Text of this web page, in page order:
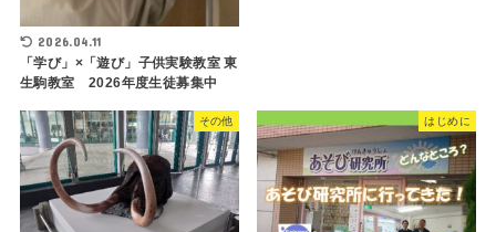
2026.04.11
「学び」×「遊び」子供実験教室 東
生駒教室 2026年度生徒募集中
その他 はじめに